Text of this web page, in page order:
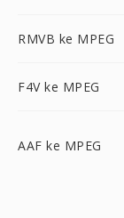
RMVB ke MPEG
F4V ke MPEG
AAF ke MPEG